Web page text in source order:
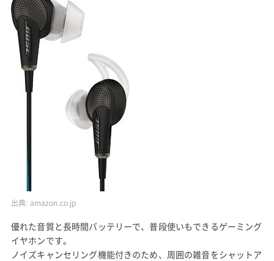
出典: amazon.co.jp
優れた音質と長時間バッテリーで、普段使いもできるゲーミング
イヤホンです。
ノイズキャンセリング機能付きのため、周囲の雑音をシャットア